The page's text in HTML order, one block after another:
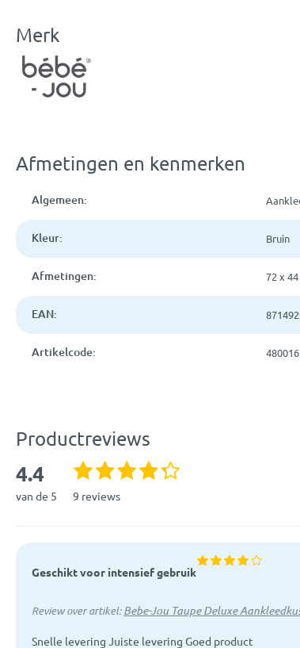
Merk
Afmetingen en kenmerken
Algemeen:
Kleur: Bruin
Afmetingen: 72 x
EAN:
Artikelcode: 480016
Productreviews
4.4
van de 5 9 reviews
Geschikt voor intensief gebruik
Review over artikel:Bebe-Jou Taupe Deluxe
Snelle levering Juiste levering Goed product